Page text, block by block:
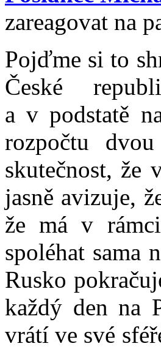
zareagovat na
Pojďme si to
České
a v podstatě
rozpočtu
skutečnost, že
jasně avizuje,
že má v
spoléhat sama
Rusko
každý den na
vrátí ve své